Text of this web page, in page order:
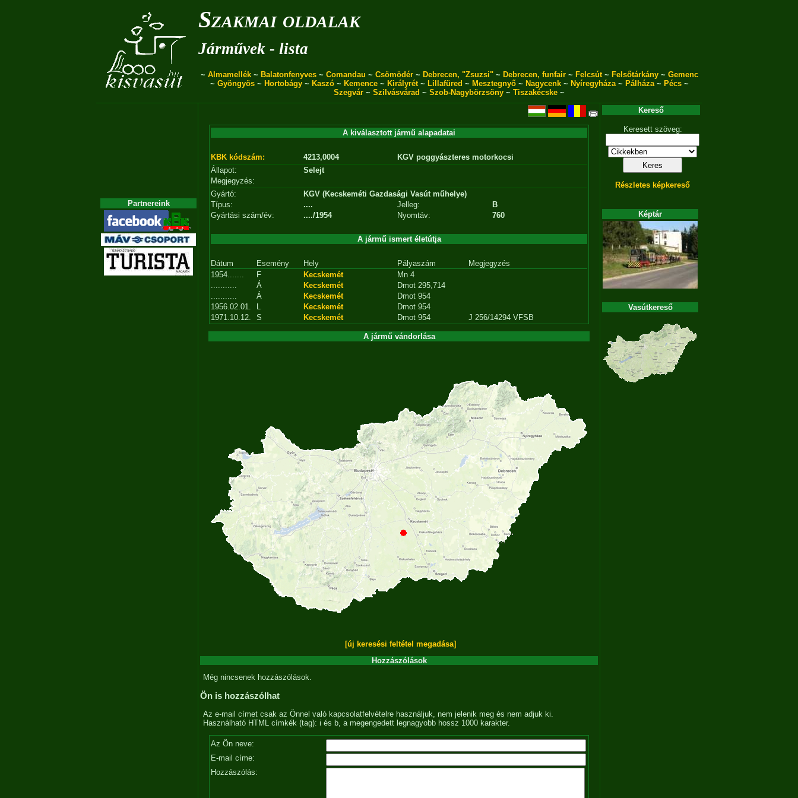
Szakmai oldalak
Járművek - lista
~ Almamellék~ Balatonfenyves~ Comandau ~ Csömödér~ Debrecen, "Zsuzsi"~ Debrecen, funfair~ Felcsút~ Felsőtárkány~ Gemenc
~ Gyöngyös~ Hortobágy~ Kaszó~ Kemence~ Királyrét~ Lillafüred ~ Mesztegnyő~ Nagycenk~ Nyíregyháza~ Pálháza~ Pécs~
Szegvár ~ Szilvásvárad ~ Szob-Nagybörzsöny ~ Tiszakécske ~
Partnereink
A kiválasztott jármű alapadatai
KBK kódszám: 4213,0004
KGV poggyászteres motorkocsi
Állapot:
Selejt
Megjegyzés:
Gyártó:
KGV (Kecskeméti Gazdasági Vasút műhelye)
Típus:
.... Jelleg:
B
Gyártási szám/év:
..../1954 Nyomtáv: 760
A jármű ismert életútja
Dátum Esemény Hely Pályaszám
Megjegyzés
1954.......
F Kecskemét
Mn 4
...........
Á Kecskemét
Dmot 295,714
...........
Á Kecskemét
Dmot 954
1956.02.01.
L Kecskemét
Dmot 954
1971.10.12.
S Kecskemét Dmot 954 J 256/14294 VFSB
A jármű vándorlása
[új keresési feltétel megadása]
Hozzászólások
Még nincsenek hozzászólások.
Ön is hozzászólhat
Az e-mail címet csak az Önnel való kapcsolatfelvételre használjuk, nem jelenik meg és nem adjuk ki.
Használható HTML címkék (tag): i és b, a megengedett legnagyobb hossz 1000 karakter.
Az Ön neve:
E-mail címe:
Hozzászólás:
Kereső
Keresett szöveg:
Részletes képkereső
Képtár
Vasútkereső